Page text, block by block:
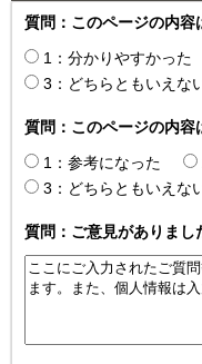
質問：このページの内容
1：分かりやすかった
3：どちらともいえな
質問：このページの内容
1：参考になった
3：どちらともいえな
質問：ご意見がありまし